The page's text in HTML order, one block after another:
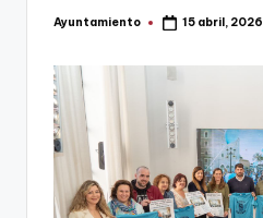
Publicado
Ayuntamiento 15 abril, 2026